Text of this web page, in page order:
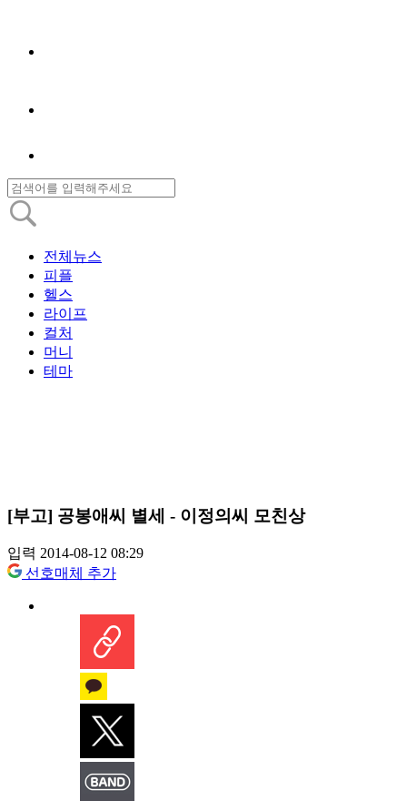
전체뉴스
피플
헬스
라이프
컬처
머니
테마
[부고] 공봉애씨 별세 - 이정의씨 모친상
입력 2014-08-12 08:29
선호매체 추가